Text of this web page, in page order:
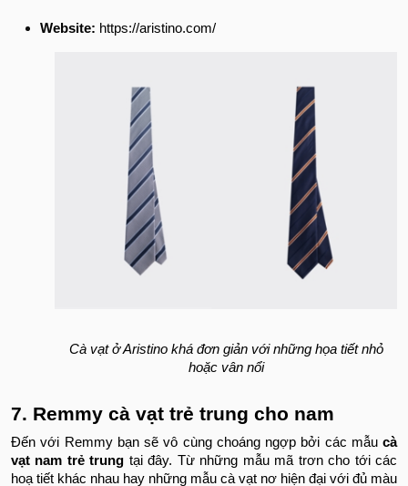
Website: https://aristino.com/
Cà vạt ở Aristino khá đơn giản với những họa tiết nhỏ
hoặc vân nổi
7. Remmy cà vạt trẻ trung cho nam
Đến với Remmy bạn sẽ vô cùng choáng ngợp bởi các mẫucà
vạt nam trẻ trung tại đây. Từ những mẫu mã trơn cho tới các
hoạ tiết khác nhau hay những mẫu cà vạt nơ hiện đại với đủ màu